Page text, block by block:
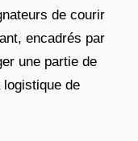
de courir
encadrés par
une partie de
de